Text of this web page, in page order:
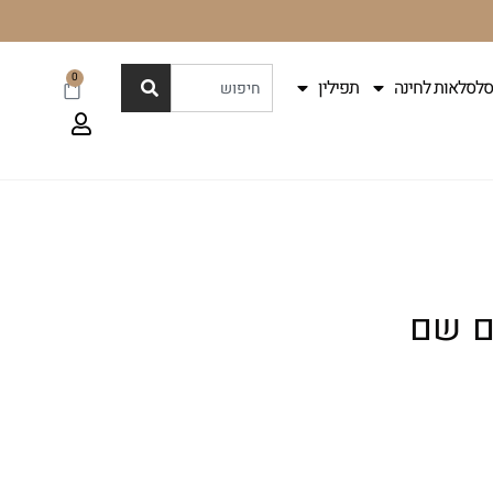
סלסלאות לחינה תפילין 0
שם